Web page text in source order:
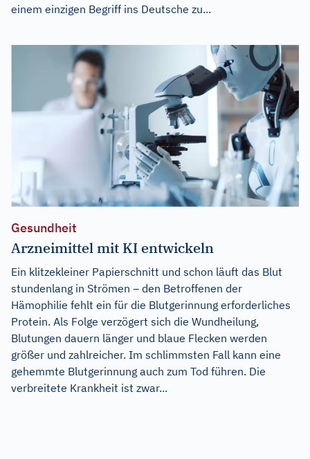
einem einzigen Begriff ins Deutsche zu...
Gesundheit
Arzneimittel mit KI entwickeln
Ein klitzekleiner Papierschnitt und schon läuft das Blut
stundenlang in Strömen – den Betroffenen der
Hämophilie fehlt ein für die Blutgerinnung erforderliches
Protein. Als Folge verzögert sich die Wundheilung,
Blutungen dauern länger und blaue Flecken werden
größer und zahlreicher. Im schlimmsten Fall kann eine
gehemmte Blutgerinnung auch zum Tod führen. Die
verbreitete Krankheit ist zwar...